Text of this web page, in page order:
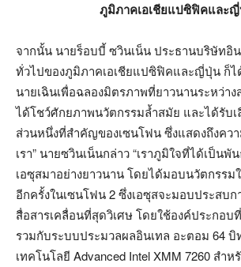
ภูมิภาคเอเชียแปซิฟิคและ
จากนั้น นายร็อบบี้ ซวินเน็น ประธานบริษัทอิ
ทั่วไปของภูมิภาคเอเชียแปซิฟิคและญี่ปุ่น ก็
นายเฉินเพื่อฉลองมิตรภาพที่ยาวนานระหว่าง
ได้โชว์ศักยภาพนวัตกรรมล้ำสมัย และได้รับเ
ส่วนหนึ่งที่สำคัญของเซนโฟน ซึ่งแสดงถึงคว
เรา” นายซวินเน็นกล่าว “เราภูมิใจที่ได้เป็น
เอซุสมาอย่างยาวนาน โดยได้มอบนวัตกรร
อีกครั้งในเซนโฟน 2 ซึ่งเอซุสจะมอบประสบ
สื่อสารเคลื่อนที่สุดวิเศษ โดยใช้องค์ประกอ
รวมกับระบบประมวลผลอินเทล อะตอม 64
เทคโนโลยี Advanced Intel XMM 7260 ส